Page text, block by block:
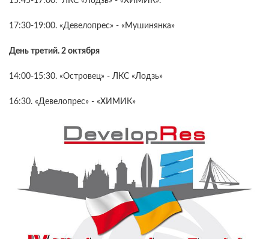
17:30-19:00. «Девелопрес» - «Мушинянка»
День третий. 2 октября
14:00-15:30. «Острoвец» - ЛКС «Лодзь»
16:30. «Девелопрес» - «ХИМИК»